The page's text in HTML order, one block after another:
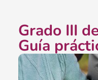
Grado III
Guía